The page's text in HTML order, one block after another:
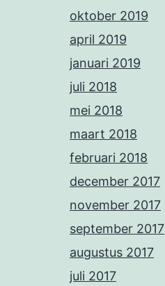
oktober 2019
april 2019
januari 2019
juli 2018
mei 2018
maart 2018
februari 2018
december 2017
november 2017
september 2017
augustus 2017
juli 2017